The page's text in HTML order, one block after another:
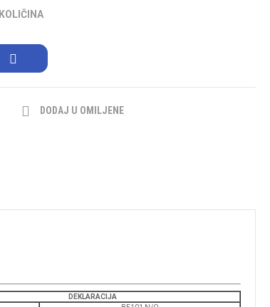
KOLIČINA
DODAJ U OMILJENE
DEKLARACIJA